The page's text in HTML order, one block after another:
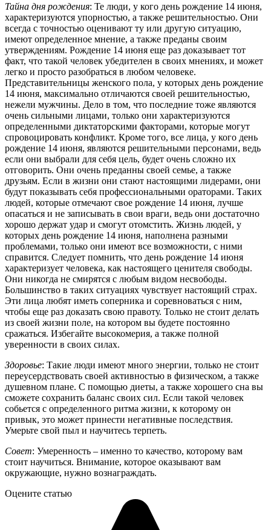
Тайна дня рождения: Те люди, у кого день рождение 14 июня,
характеризуются упорностью, а также решительностью. Они
всегда с точностью оценивают ту или другую ситуацию,
имеют определенное мнение, а также преданы своим
утверждениям. Рождение 14 июня еще раз доказывает тот
факт, что такой человек убедителен в своих мнениях, и может
легко и просто разобраться в любом человеке.
Представительницы женского пола, у которых день рождение
14 июня, максимально отличаются своей решительностью,
нежели мужчины. Дело в том, что последние тоже являются
очень сильными лицами, только они характеризуются
определенными диктаторскими факторами, которые могут
спровоцировать конфликт. Кроме того, все лица, у кого день
рождение 14 июня, являются решительными персонами, ведь
если они выбрали для себя цель, будет очень сложно их
отговорить. Они очень преданны своей семье, а также
друзьям. Если в жизни они стают настоящими лидерами, они
будут показывать себя профессиональными ораторами. Таких
людей, которые отмечают свое рождение 14 июня, лучше
опасаться и не записывать в свои враги, ведь они достаточно
хорошо держат удар и смогут отомстить. Жизнь людей, у
которых день рождение 14 июня, наполнена разными
проблемами, только они имеют все возможности, с ними
справится. Следует помнить, что день рождение 14 июня
характеризует человека, как настоящего ценителя свободы.
Они никогда не смирятся с любым видом несвободы.
Большинство в таких ситуациях чувствует настоящий страх.
Эти лица любят иметь соперника и соревноваться с ним,
чтобы еще раз доказать свою правоту. Только не стоит делать
из своей жизни поле, на котором вы будете постоянно
сражаться. Избегайте высокомерия, а также полной
уверенности в своих силах.
Здоровье: Такие люди имеют много энергии, только не стоит
переусердствовать своей активностью в физическом, а также
душевном плане. С помощью диеты, а также хорошего сна вы
сможете сохранить баланс своих сил. Если такой человек
собьется с определенного ритма жизни, к которому он
привык, это может принести негативные последствия.
Умерьте свой пыл и научитесь терпеть.
Совет: Умеренность – именно то качество, которому вам
стоит научиться. Внимание, которое оказывают вам
окружающие, нужно вознаграждать.
Оцените статью